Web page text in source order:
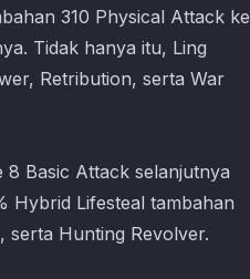
310 Physical Attack ke
Tidak hanya itu, Ling
Retribution, serta War
8 Basic Attack selanjutnya
Hybrid Lifesteal tambahan
serta Hunting Revolver.